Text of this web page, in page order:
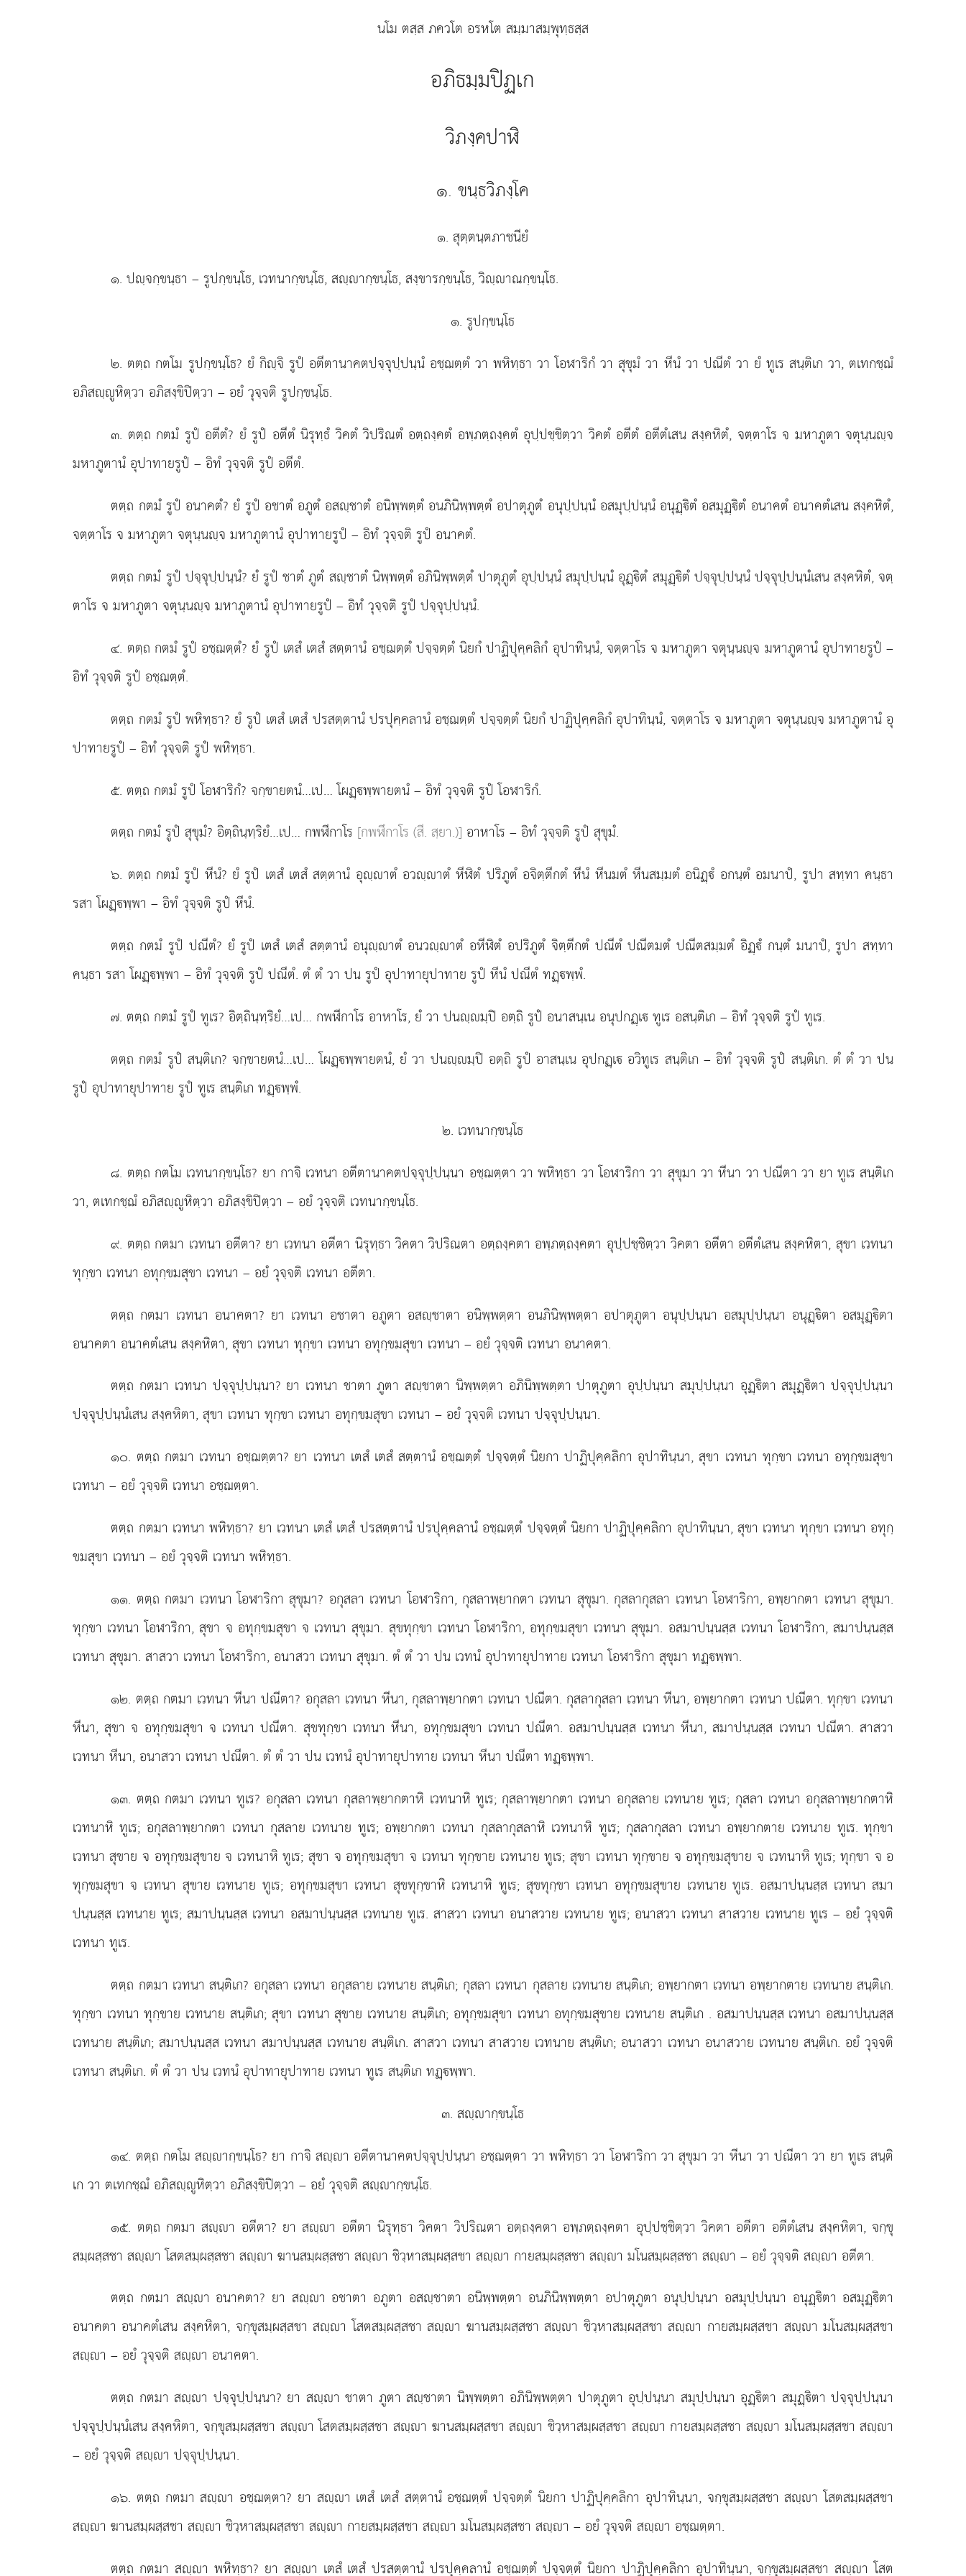
นโม ตสฺส ภควโต อรหโต สมฺมาสมฺพุทฺธสฺส
อภิธมฺมปิฏเก
วิภงฺคปาฬิ
๑. ขนฺธวิภงฺโค
๑. สุตฺตนฺตภาชนียํ
๑. ปฺจกฺขนฺธา– รูปกฺขนฺโธ, เวทนากฺขนฺโธ, สฺากฺขนฺโธ, สงฺขารกฺขนฺโธ, วิฺาณกฺขนฺโธ.
๑. รูปกฺขนฺโธ
๒. ตตฺถ กตโม รูปกฺขนฺโธ? ยํ กิฺจิ รูปํ อตีตานาคตปจฺจุปฺปนฺนํ อชฺฌตฺตํ วา พหิทฺธา วา โอฬาริกํ วา สุขุมํ วา หีนํ วา ปณีตํ วา ยํ ทูเร สนฺติเก วา, ตเทกชฺฌํ
อภิสฺูหิตฺวา อภิสงฺขิปิตฺวา – อยํ วุจฺจติ รูปกฺขนฺโธ.
๓. ตตฺถ กตมํ รูปํ อตีตํ? ยํ รูปํ อตีตํ นิรุทฺธํ วิคตํ วิปริณตํ อตฺถงฺคตํ อพฺภตฺถงฺคตํ อุปฺปชฺชิตฺวา วิคตํ อตีตํ อตีตํเสน สงฺคหิตํ, จตฺตาโร จ มหาภูตา จตุนฺนฺจ
มหาภูตานํ อุปาทายรูปํ – อิทํ วุจฺจติ รูปํ อตีตํ.
ตตฺถ กตมํ รูปํ อนาคตํ? ยํ รูปํ อชาตํ อภูตํ อสฺชาตํ อนิพฺพตฺตํ อนภินิพฺพตฺตํ อปาตุภูตํ อนุปฺปนฺนํ อสมุปฺปนฺนํ อนุฏฺิตํ อสมุฏฺิตํ อนาคตํ อนาคตํเสน สงฺคหิตํ,
จตฺตาโร จ มหาภูตา จตุนฺนฺจ มหาภูตานํ อุปาทายรูปํ – อิทํ วุจฺจติ รูปํ อนาคตํ.
ตตฺถ กตมํ รูปํ ปจฺจุปฺปนฺนํ? ยํ รูปํ ชาตํ ภูตํ สฺชาตํ นิพฺพตฺตํ อภินิพฺพตฺตํ ปาตุภูตํ อุปฺปนฺนํสมุปฺปนฺนํ อุฏฺิตํ สมุฏฺิตํ ปจฺจุปฺปนฺนํ ปจฺจุปฺปนฺนํเสน สงฺคหิตํ, จตฺ
ตาโร จ มหาภูตา จตุนฺนฺจ มหาภูตานํ อุปาทายรูปํ – อิทํ วุจฺจติ รูปํ ปจฺจุปฺปนฺนํ.
๔. ตตฺถ กตมํ รูปํ อชฺฌตฺตํ? ยํ รูปํ เตสํ เตสํ สตฺตานํ อชฺฌตฺตํ ปจฺจตฺตํ นิยกํ ปาฏิปุคฺคลิกํ อุปาทินฺนํ, จตฺตาโร จ มหาภูตา จตุนฺนฺจ มหาภูตานํ อุปาทายรูปํ –
อิทํ วุจฺจติ รูปํ อชฺฌตฺตํ.
ตตฺถ กตมํ รูปํ พหิทฺธา? ยํ รูปํ เตสํ เตสํ ปรสตฺตานํ ปรปุคฺคลานํ อชฺฌตฺตํ ปจฺจตฺตํ นิยกํ ปาฏิปุคฺคลิกํ อุปาทินฺนํ, จตฺตาโร จ มหาภูตา จตุนฺนฺจ มหาภูตานํ อุ
ปาทายรูปํ – อิทํ วุจฺจติ รูปํ พหิทฺธา.
๕. ตตฺถ กตมํ รูปํ โอฬาริกํ? จกฺขายตนํ…เป… โผฏฺพฺพายตนํ – อิทํ วุจฺจติ รูปํ โอฬาริกํ.
ตตฺถ กตมํ รูปํ สุขุมํ? อิตฺถินฺทฺริยํ…เป… กพฬีกาโร [กพฬึกาโร (สี. สฺยา.)] อาหาโร – อิทํ วุจฺจติ รูปํ สุขุมํ.
๖. ตตฺถ กตมํ รูปํ หีนํ? ยํ รูปํ เตสํ เตสํ สตฺตานํ อุฺาตํ อวฺาตํ หีฬิตํ ปริภูตํ อจิตฺตีกตํ หีนํ หีนมตํ หีนสมฺมตํ อนิฏฺํ อกนฺตํ อมนาปํ, รูปา สทฺทา คนฺธา
รสา โผฏฺพฺพา – อิทํ วุจฺจติ รูปํ หีนํ.
ตตฺถ กตมํ รูปํ ปณีตํ? ยํ รูปํ เตสํ เตสํ สตฺตานํ อนุฺาตํ อนวฺาตํ อหีฬิตํ อปริภูตํ จิตฺตีกตํ ปณีตํ ปณีตมตํ ปณีตสมฺมตํ อิฏฺํ กนฺตํ มนาปํ, รูปา สทฺทา
คนฺธา รสา โผฏฺพฺพา – อิทํ วุจฺจติ รูปํ ปณีตํ. ตํ ตํ วา ปนรูปํ อุปาทายุปาทาย รูปํ หีนํ ปณีตํ ทฏฺพฺพํ.
๗. ตตฺถ กตมํ รูปํ ทูเร? อิตฺถินฺทฺริยํ…เป… กพฬีกาโร อาหาโร, ยํ วา ปนฺมฺปิ อตฺถิ รูปํ อนาสนฺเน อนุปกฏฺเ ทูเร อสนฺติเก – อิทํ วุจฺจติ รูปํ ทูเร.
ตตฺถ กตมํ รูปํ สนฺติเก? จกฺขายตนํ…เป… โผฏฺพฺพายตนํ, ยํ วา ปนฺมฺปิ อตฺถิ รูปํ อาสนฺเน อุปกฏฺเ อวิทูเร สนฺติเก – อิทํ วุจฺจติ รูปํ สนฺติเก. ตํ ตํ วา ปน
รูปํ อุปาทายุปาทาย รูปํ ทูเร สนฺติเก ทฏฺพฺพํ.
๒. เวทนากฺขนฺโธ
๘. ตตฺถ กตโม เวทนากฺขนฺโธ? ยา กาจิ เวทนา อตีตานาคตปจฺจุปฺปนฺนา อชฺฌตฺตา วา พหิทฺธา วา โอฬาริกา วา สุขุมา วา หีนา วา ปณีตา วา ยา ทูเร สนฺติเก
วา, ตเทกชฺฌํ อภิสฺูหิตฺวา อภิสงฺขิปิตฺวา – อยํ วุจฺจติ เวทนากฺขนฺโธ.
๙. ตตฺถ กตมา เวทนา อตีตา? ยา เวทนา อตีตา นิรุทฺธา วิคตา วิปริณตา อตฺถงฺคตา อพฺภตฺถงฺคตา อุปฺปชฺชิตฺวา วิคตา อตีตา อตีตํเสน สงฺคหิตา, สุขา เวทนา
ทุกฺขา เวทนา อทุกฺขมสุขา เวทนา – อยํ วุจฺจติ เวทนา อตีตา.
ตตฺถ กตมา เวทนา อนาคตา? ยา เวทนา อชาตา อภูตา อสฺชาตา อนิพฺพตฺตา อนภินิพฺพตฺตา อปาตุภูตา อนุปฺปนฺนา อสมุปฺปนฺนา อนุฏฺิตา อสมุฏฺิตา
อนาคตา อนาคตํเสน สงฺคหิตา, สุขา เวทนา ทุกฺขา เวทนา อทุกฺขมสุขา เวทนา – อยํ วุจฺจติ เวทนา อนาคตา.
ตตฺถ กตมา เวทนา ปจฺจุปฺปนฺนา? ยา เวทนา ชาตา ภูตา สฺชาตา นิพฺพตฺตา อภินิพฺพตฺตา ปาตุภูตา อุปฺปนฺนา สมุปฺปนฺนา อุฏฺิตา สมุฏฺิตา ปจฺจุปฺปนฺนา
ปจฺจุปฺปนฺนํเสน สงฺคหิตา, สุขา เวทนา ทุกฺขา เวทนา อทุกฺขมสุขา เวทนา – อยํ วุจฺจติ เวทนา ปจฺจุปฺปนฺนา.
๑๐. ตตฺถ กตมา เวทนา อชฺฌตฺตา? ยา เวทนา เตสํ เตสํ สตฺตานํ อชฺฌตฺตํ ปจฺจตฺตํ นิยกา ปาฏิปุคฺคลิกา อุปาทินฺนา, สุขา เวทนา ทุกฺขา เวทนา อทุกฺขมสุขา
เวทนา – อยํ วุจฺจติ เวทนา อชฺฌตฺตา.
ตตฺถ กตมา เวทนา พหิทฺธา? ยา เวทนา เตสํ เตสํ ปรสตฺตานํ ปรปุคฺคลานํ อชฺฌตฺตํ ปจฺจตฺตํ นิยกา ปาฏิปุคฺคลิกา อุปาทินฺนา, สุขา เวทนา ทุกฺขา เวทนา อทุกฺ
ขมสุขา เวทนา – อยํ วุจฺจติ เวทนา พหิทฺธา.
๑๑. ตตฺถ กตมา เวทนา โอฬาริกา สุขุมา? อกุสลา เวทนา โอฬาริกา, กุสลาพฺยากตา เวทนา สุขุมา. กุสลากุสลา เวทนา โอฬาริกา, อพฺยากตา เวทนา สุขุมา.
ทุกฺขา เวทนา โอฬาริกา, สุขา จ อทุกฺขมสุขา จ เวทนา สุขุมา. สุขทุกฺขา เวทนา โอฬาริกา, อทุกฺขมสุขา เวทนา สุขุมา. อสมาปนฺนสฺส เวทนา โอฬาริกา, สมาปนฺนสฺส
เวทนา สุขุมา. สาสวา เวทนา โอฬาริกา, อนาสวา เวทนา สุขุมา. ตํ ตํ วา ปน เวทนํ อุปาทายุปาทาย เวทนา โอฬาริกา สุขุมา ทฏฺพฺพา.
๑๒. ตตฺถ กตมา เวทนา หีนา ปณีตา? อกุสลา เวทนา หีนา, กุสลาพฺยากตา เวทนา ปณีตา. กุสลากุสลา เวทนา หีนา, อพฺยากตา เวทนา ปณีตา. ทุกฺขา เวทนา
หีนา, สุขา จ อทุกฺขมสุขา จ เวทนา ปณีตา. สุขทุกฺขา เวทนา หีนา, อทุกฺขมสุขา เวทนา ปณีตา. อสมาปนฺนสฺส เวทนา หีนา, สมาปนฺนสฺส เวทนา ปณีตา. สาสวา
เวทนา หีนา, อนาสวา เวทนา ปณีตา. ตํ ตํ วา ปน เวทนํ อุปาทายุปาทาย เวทนา หีนา ปณีตา ทฏฺพฺพา.
๑๓. ตตฺถ กตมา เวทนา ทูเร? อกุสลา เวทนา กุสลาพฺยากตาหิ เวทนาหิ ทูเร; กุสลาพฺยากตา เวทนา อกุสลาย เวทนาย ทูเร; กุสลา เวทนา อกุสลาพฺยากตาหิ
เวทนาหิ ทูเร; อกุสลาพฺยากตา เวทนา กุสลาย เวทนาย ทูเร; อพฺยากตา เวทนา กุสลากุสลาหิ เวทนาหิ ทูเร; กุสลากุสลา เวทนา อพฺยากตาย เวทนาย ทูเร. ทุกฺขา
เวทนา สุขาย จ อทุกฺขมสุขาย จ เวทนาหิ ทูเร; สุขา จ อทุกฺขมสุขา จ เวทนา ทุกฺขาย เวทนาย ทูเร; สุขา เวทนา ทุกฺขาย จ อทุกฺขมสุขาย จ เวทนาหิ ทูเร; ทุกฺขา จ อ
ทุกฺขมสุขา จ เวทนา สุขาย เวทนาย ทูเร; อทุกฺขมสุขา เวทนา สุขทุกฺขาหิ เวทนาหิ ทูเร; สุขทุกฺขา เวทนา อทุกฺขมสุขาย เวทนาย ทูเร. อสมาปนฺนสฺส เวทนา สมา
ปนฺนสฺส เวทนาย ทูเร; สมาปนฺนสฺส เวทนา อสมาปนฺนสฺส เวทนาย ทูเร. สาสวา เวทนา อนาสวาย เวทนาย ทูเร; อนาสวา เวทนา สาสวาย เวทนาย ทูเร – อยํ วุจฺจติ
เวทนา ทูเร.
ตตฺถ กตมา เวทนา สนฺติเก? อกุสลา เวทนา อกุสลาย เวทนาย สนฺติเก; กุสลา เวทนา กุสลาย เวทนาย สนฺติเก; อพฺยากตา เวทนา อพฺยากตาย เวทนาย สนฺติเก.
ทุกฺขา เวทนา ทุกฺขาย เวทนาย สนฺติเก; สุขา เวทนา สุขาย เวทนาย สนฺติเก; อทุกฺขมสุขา เวทนา อทุกฺขมสุขาย เวทนาย สนฺติเก . อสมาปนฺนสฺส เวทนา อสมาปนฺนสฺส
เวทนาย สนฺติเก; สมาปนฺนสฺส เวทนา สมาปนฺนสฺส เวทนาย สนฺติเก. สาสวา เวทนา สาสวาย เวทนาย สนฺติเก; อนาสวา เวทนา อนาสวาย เวทนาย สนฺติเก. อยํ วุจฺจติ
เวทนา สนฺติเก. ตํ ตํ วา ปน เวทนํ อุปาทายุปาทาย เวทนา ทูเร สนฺติเก ทฏฺพฺพา.
๓. สฺากฺขนฺโธ
๑๔. ตตฺถ กตโม สฺากฺขนฺโธ? ยา กาจิ สฺา อตีตานาคตปจฺจุปฺปนฺนา อชฺฌตฺตา วา พหิทฺธา วา โอฬาริกา วา สุขุมา วา หีนา วา ปณีตา วา ยา ทูเร สนฺติ
เก วา ตเทกชฺฌํ อภิสฺูหิตฺวา อภิสงฺขิปิตฺวา – อยํ วุจฺจติ สฺากฺขนฺโธ.
๑๕. ตตฺถ กตมา สฺา อตีตา? ยา สฺา อตีตา นิรุทฺธา วิคตา วิปริณตา อตฺถงฺคตา อพฺภตฺถงฺคตา อุปฺปชฺชิตฺวา วิคตา อตีตา อตีตํเสน สงฺคหิตา, จกฺขุ
สมฺผสฺสชา สฺา โสตสมฺผสฺสชา สฺา ฆานสมฺผสฺสชา สฺา ชิวฺหาสมฺผสฺสชา สฺา กายสมฺผสฺสชา สฺา มโนสมฺผสฺสชา สฺา – อยํ วุจฺจติ สฺา อตีตา.
ตตฺถ กตมา สฺา อนาคตา? ยา สฺา อชาตา อภูตา อสฺชาตา อนิพฺพตฺตา อนภินิพฺพตฺตา อปาตุภูตา อนุปฺปนฺนา อสมุปฺปนฺนา อนุฏฺิตา อสมุฏฺิตา
อนาคตา อนาคตํเสน สงฺคหิตา, จกฺขุสมฺผสฺสชา สฺา โสตสมฺผสฺสชา สฺา ฆานสมฺผสฺสชา สฺา ชิวฺหาสมฺผสฺสชา สฺา กายสมฺผสฺสชา สฺา มโนสมฺผสฺสชา
สฺา – อยํ วุจฺจติ สฺา อนาคตา.
ตตฺถ กตมา สฺา ปจฺจุปฺปนฺนา? ยา สฺา ชาตา ภูตา สฺชาตา นิพฺพตฺตา อภินิพฺพตฺตา ปาตุภูตา อุปฺปนฺนา สมุปฺปนฺนา อุฏฺิตา สมุฏฺิตา ปจฺจุปฺปนฺนา
ปจฺจุปฺปนฺนํเสน สงฺคหิตา, จกฺขุสมฺผสฺสชา สฺา โสตสมฺผสฺสชา สฺา ฆานสมฺผสฺสชา สฺา ชิวฺหาสมฺผสฺสชา สฺา กายสมฺผสฺสชา สฺา มโนสมฺผสฺสชา สฺา
– อยํ วุจฺจติ สฺา ปจฺจุปฺปนฺนา.
๑๖. ตตฺถ กตมา สฺา อชฺฌตฺตา? ยา สฺา เตสํ เตสํ สตฺตานํ อชฺฌตฺตํ ปจฺจตฺตํ นิยกา ปาฏิปุคฺคลิกา อุปาทินฺนา, จกฺขุสมฺผสฺสชา สฺา โสตสมฺผสฺสชา
สฺา ฆานสมฺผสฺสชา สฺา ชิวฺหาสมฺผสฺสชา สฺา กายสมฺผสฺสชา สฺา มโนสมฺผสฺสชา สฺา – อยํ วุจฺจติ สฺา อชฺฌตฺตา.
ตตฺถ กตมา สฺา พหิทฺธา? ยา สฺา เตสํ เตสํ ปรสตฺตานํ ปรปุคฺคลานํ อชฺฌตฺตํ ปจฺจตฺตํ นิยกา ปาฏิปุคฺคลิกา อุปาทินฺนา, จกฺขุสมฺผสฺสชา สฺา โสต